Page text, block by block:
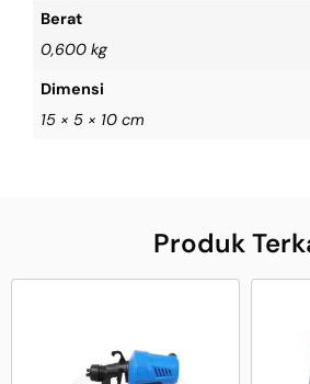
Berat
0,600 kg
Dimensi
15 × 5 × 10 cm
Produk